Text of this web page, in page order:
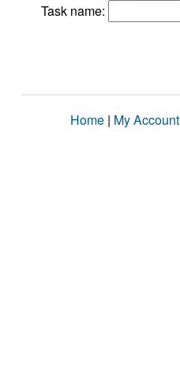
Task name:
Home | My Account